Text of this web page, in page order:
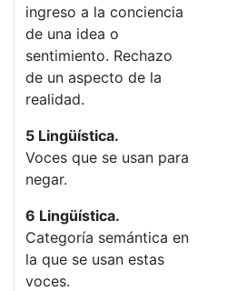
ingreso a la conciencia
de una idea o
sentimiento. Rechazo
de un aspecto de la
realidad.
5 Lingüística.
Voces que se usan para
negar.
6 Lingüística.
Categoría semántica en
la que se usan estas
voces.